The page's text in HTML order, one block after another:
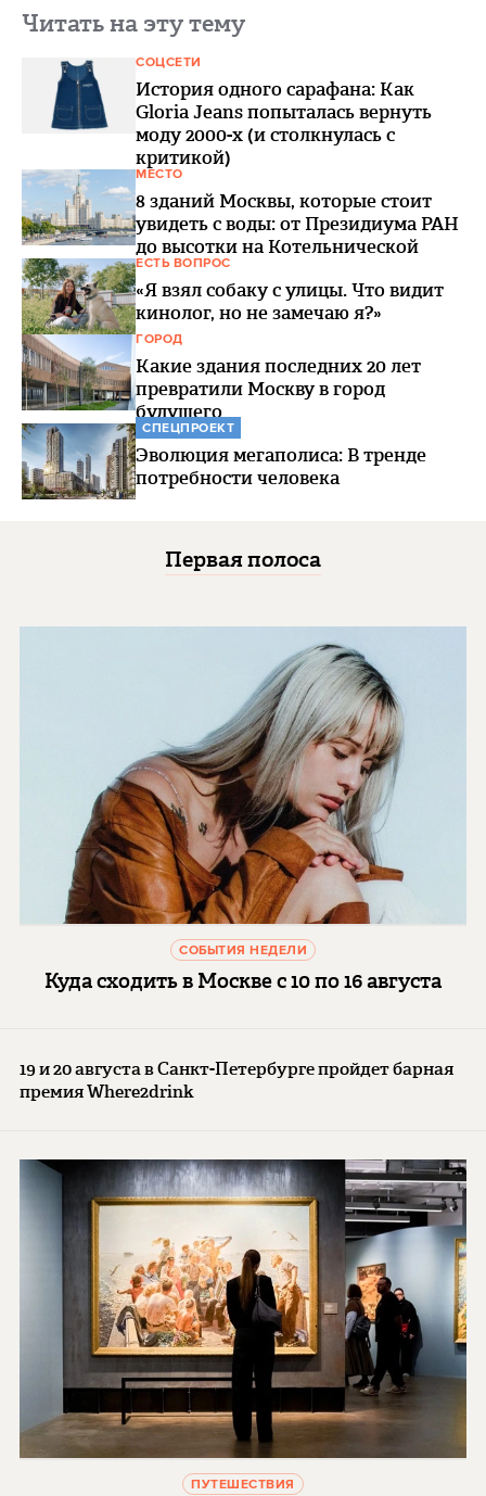
Читать на эту тему
СОЦСЕТИ
История одного сарафана: Как
Gloria Jeans попыталась вернуть
моду 2000-х (и столкнулась с
критикой)
МЕСТО
8 зданий Москвы, которые стоит
увидеть с воды: от Президиума РАН
до высотки на Котельнической
ЕСТЬ ВОПРОС
«Я взял собаку с улицы. Что видит
кинолог, но не замечаю я?»
ГОРОД
Какие здания последних 20 лет
превратили Москву в город
будущего
СПЕЦПРОЕКТ
Эволюция мегаполиса: В тренде
потребности человека
Первая полоса
СОБЫТИЯ НЕДЕЛИ
Куда сходить в Москве с 10 по 16 августа
19 и 20 августа в Санкт-Петербурге пройдет барная
премия Where2drink
ПУТЕШЕСТВИЯ